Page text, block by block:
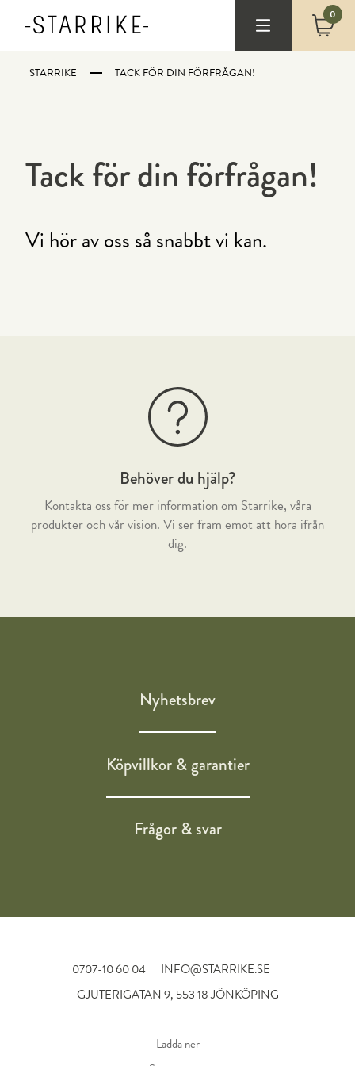
0
STARRIKE TACK FÖR DIN FÖRFRÅGAN!
Tack för din förfrågan!
Vi hör av oss så snabbt vi kan.
Behöver du hjälp?
Kontakta oss för mer information om Starrike, våra
produkter och vår vision. Vi ser fram emot att höra ifrån
dig.
Nyhetsbrev
Köpvillkor & garantier
Frågor & svar
0707-10 60 04
INFO@STARRIKE.SE
GJUTERIGATAN 9, 553 18 JÖNKÖPING
Ladda ner